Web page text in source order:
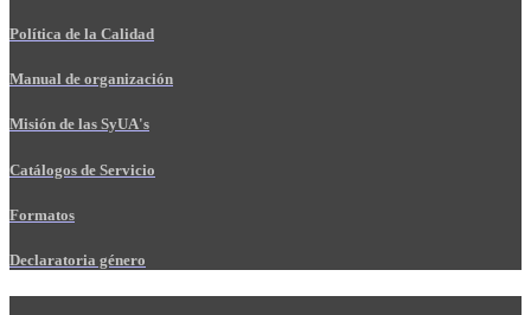
Política de la Calidad
Manual de organización
Misión de las SyUA's
Catálogos de Servicio
Formatos
Declaratoria género